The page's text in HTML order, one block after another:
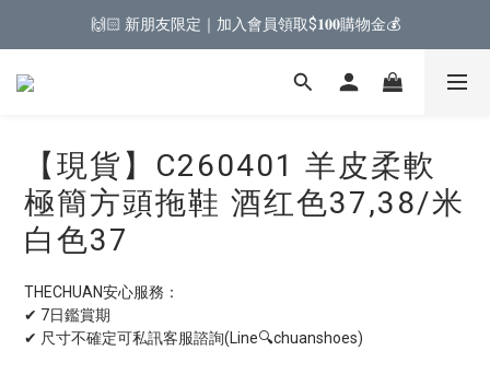
🙌🏻 新朋友限定｜加入會員領取$𝟏𝟎𝟎購物金💰
【現貨】C260401 羊皮柔軟
極簡方頭拖鞋 酒红色37,38/米
白色37
THECHUAN安心服務：
✔ 7日鑑賞期
✔ 尺寸不確定可私訊客服諮詢(Line🔍chuanshoes)